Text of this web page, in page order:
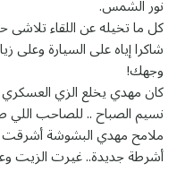
نور الشمس.
كل ما تخيله عن اللقاء
شاكرا إياه على السيارة
وجهك!
كان مهدي يخلع الزي
نسيم الصباح .. للصاحب
ملامح مهدي البشوشة أشرقت
أشرطة جديدة.. غيرت الزيت